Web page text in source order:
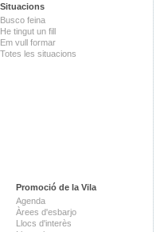
Situacions
Busco feina
He tingut un fill
Em vull formar
Totes les situacions
Promoció de la Vila
Agenda
Àrees d'esbarjo
Llocs d'interès